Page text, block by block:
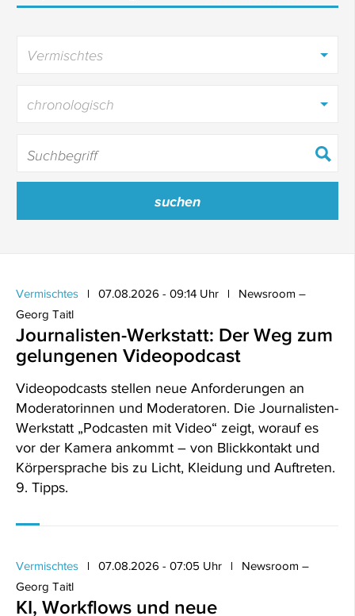
Vermischtes
chronologisch
Vermischtes 07.08.2026 - 09:14 Uhr
Newsroom –
Georg Taitl
Journalisten-Werkstatt: Der Weg zum
gelungenen Videopodcast
Videopodcasts stellen neue Anforderungen an
Moderatorinnen und Moderatoren. Die Journalisten-
Werkstatt „Podcasten mit Video“ zeigt, worauf es
vor der Kamera ankommt – von Blickkontakt und
Körpersprache bis zu Licht, Kleidung und Auftreten.
9. Tipps.
Vermischtes 07.08.2026 - 07:05 Uhr
Newsroom –
Georg Taitl
KI, Workflows und neue